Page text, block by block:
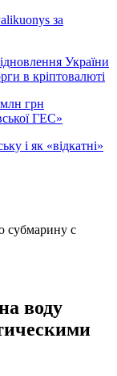
за
України
в кріптовалюті
грн
ГЕС»
і як «відкатні»
воду